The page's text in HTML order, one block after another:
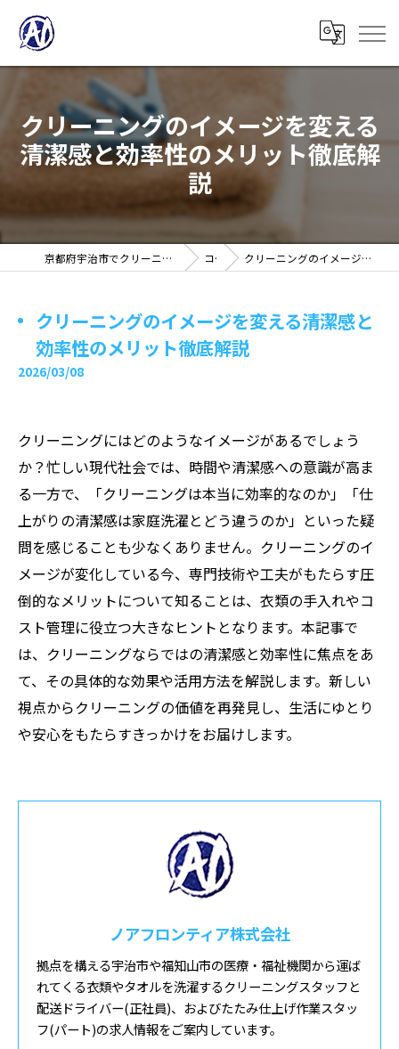
クリーニングのイメージを変える
清潔感と効率性のメリット徹底解
説
京都府宇治市でクリーニングの求人ならノアフロンティア株式会社 コラム クリーニングのイメージを変える清潔感と効率性のメリット徹底解説
クリーニングのイメージを変える清潔感と
効率性のメリット徹底解説
2026/03/08
クリーニングにはどのようなイメージがあるでしょう
か？忙しい現代社会では、時間や清潔感への意識が高ま
る一方で、「クリーニングは本当に効率的なのか」「仕
上がりの清潔感は家庭洗濯とどう違うのか」といった疑
問を感じることも少なくありません。クリーニングのイ
メージが変化している今、専門技術や工夫がもたらす圧
倒的なメリットについて知ることは、衣類の手入れやコ
スト管理に役立つ大きなヒントとなります。本記事で
は、クリーニングならではの清潔感と効率性に焦点をあ
て、その具体的な効果や活用方法を解説します。新しい
視点からクリーニングの価値を再発見し、生活にゆとり
や安心をもたらすきっかけをお届けします。
ノアフロンティア株式会社
拠点を構える宇治市や福知山市の医療・福祉機関から運ば
れてくる衣類やタオルを洗濯するクリーニングスタッフと
配送ドライバー(正社員)、およびたたみ仕上げ作業スタッ
フ(パート)の求人情報をご案内しています。